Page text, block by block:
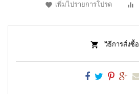
เพิ่มไปรายการโปรด
วิธีการสั่งซื้อ